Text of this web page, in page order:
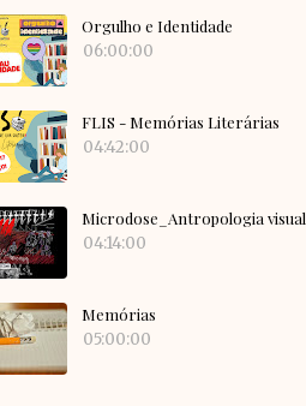
Orgulho e Identidade
06:00:00
FLIS - Memórias Literárias
04:42:00
Microdose_Antropologia visual
04:14:00
Memórias
05:00:00